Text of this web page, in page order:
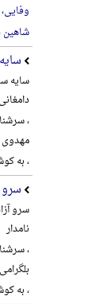
وفایی
شاهین
سایه
،
مهدوی
، به
سرو
نامدار
،
بلگرامی،
، به